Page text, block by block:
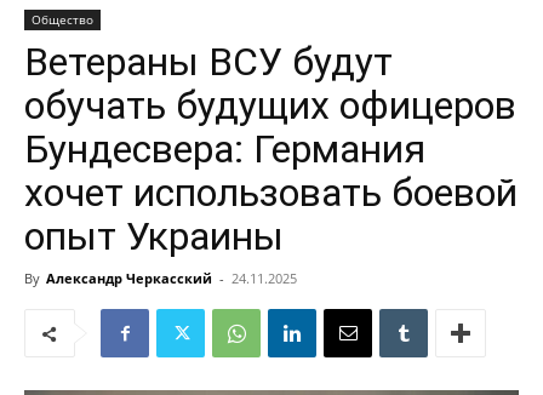
Общество
Ветераны ВСУ будут
обучать будущих офицеров
Бундесвера: Германия
хочет использовать боевой
опыт Украины
By Александр Черкасский - 24.11.2025